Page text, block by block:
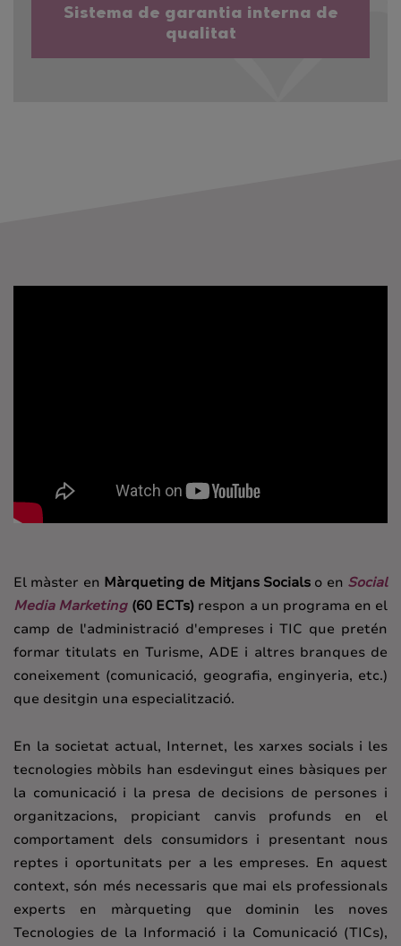
Sistema de garantia interna de
qualitat
El màster en Màrqueting de Mitjans Socials o en Social
Media Marketing (60 ECTs) respon a un programa en el
camp de l'administració d'empreses i TIC que pretén
formar titulats en Turisme, ADE i altres branques de
coneixement (comunicació, geografia, enginyeria, etc.)
que desitgin una especialització.
En la societat actual, Internet, les xarxes socials i les
tecnologies mòbils han esdevingut eines bàsiques per
la comunicació i la presa de decisions de persones i
organitzacions, propiciant canvis profunds en el
comportament dels consumidors i presentant nous
reptes i oportunitats per a les empreses. En aquest
context, són més necessaris que mai els professionals
experts en màrqueting que dominin les noves
Tecnologies de la Informació i la Comunicació (TICs),